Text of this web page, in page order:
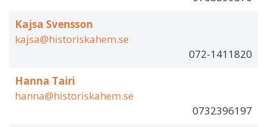
Kajsa Svensson
kajsa@historiskahem.se
072-1411820
Hanna Tairi
hanna@historiskahem.se
0732396197